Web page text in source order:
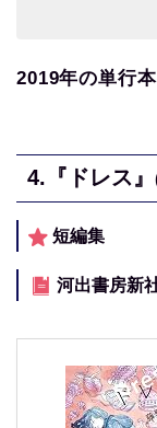
2019年の単行
4. 『ドレス』
短編集
河出書房新